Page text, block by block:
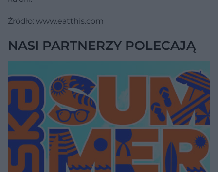
Źródło: www.eatthis.com
NASI PARTNERZY POLECAJĄ